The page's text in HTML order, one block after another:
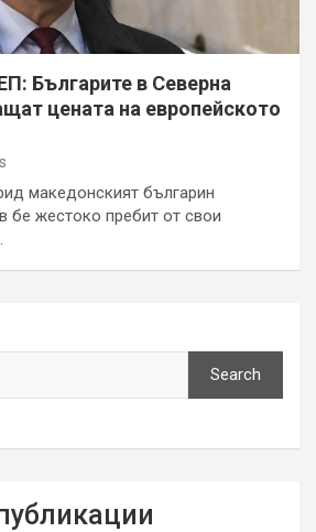
Българите в Северна
цената на европейското
македонският българин
бе жестоко пребит от свои
Search